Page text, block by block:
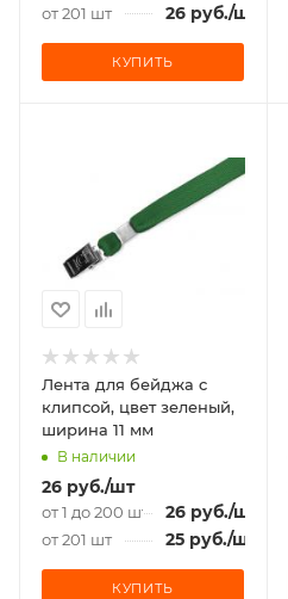
от 201 шт 26 руб./шт
КУПИТЬ
Лента для бейджа c
клипсой, цвет зеленый,
ширина 11 мм
В наличии
26 руб./шт
от 1 до 200 шт 26 руб./шт
от 201 шт 25 руб./шт
КУПИТЬ